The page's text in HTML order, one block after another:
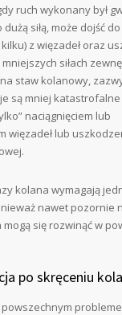
ruch wykonany był
siłą, może dojść
z więzadeł oraz
mniejszych siłach
na staw kolanowy,
są mniej
naciągnięciem lub
więzadeł lub
kolana wymagają
nawet pozornie
się rozwinąć w
po skręceniu